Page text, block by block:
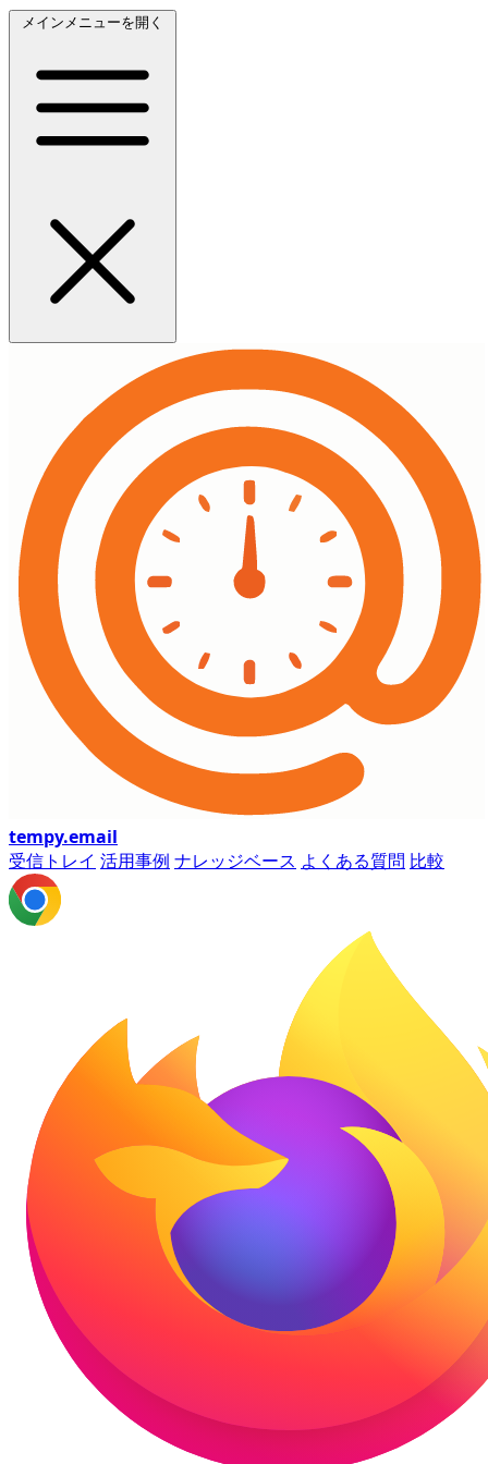
メインメニューを開く
tempy.email
受信トレイ 活用事例 ナレッジベース よくある質問 比較